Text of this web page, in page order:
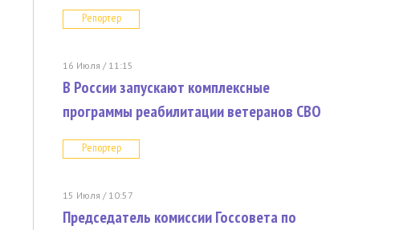
Репортер
16 Июля / 11:15
В России запускают комплексные
программы реабилитации ветеранов СВО
Репортер
15 Июля / 10:57
Председатель комиссии Госсовета по